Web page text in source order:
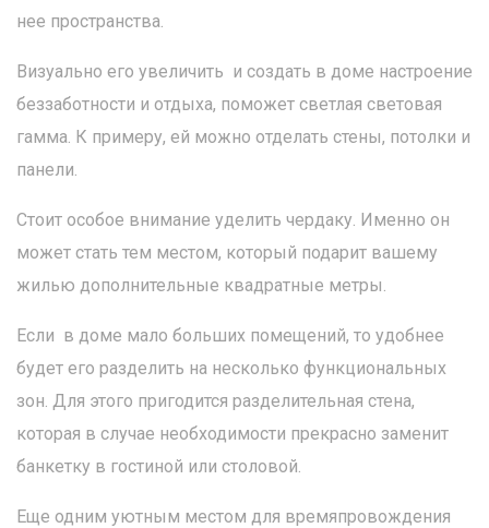
нее пространства.
Визуально его увеличить и создать в доме настроение
беззаботности и отдыха, поможет светлая световая
гамма. К примеру, ей можно отделать стены, потолки и
панели.
Стоит особое внимание уделить чердаку. Именно он
может стать тем местом, который подарит вашему
жилью дополнительные квадратные метры.
Если в доме мало больших помещений, то удобнее
будет его разделить на несколько функциональных
зон. Для этого пригодится разделительная стена,
которая в случае необходимости прекрасно заменит
банкетку в гостиной или столовой.
Еще одним уютным местом для времяпровождения